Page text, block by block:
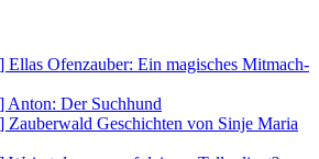
Ellas Ofenzauber: Ein magisches Mitmach-
Anton: Der Suchhund
Zauberwald Geschichten von Sinje Maria